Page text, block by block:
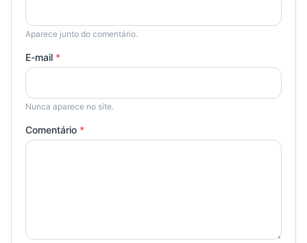
Aparece junto do comentário.
E-mail *
Nunca aparece no site.
Comentário *